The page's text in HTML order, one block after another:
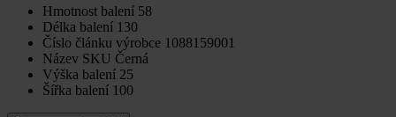
Hmotnost balení 58
Délka balení 130
Číslo článku výrobce 1088159001
Název SKU Černá
Výška balení 25
Šířka balení 100